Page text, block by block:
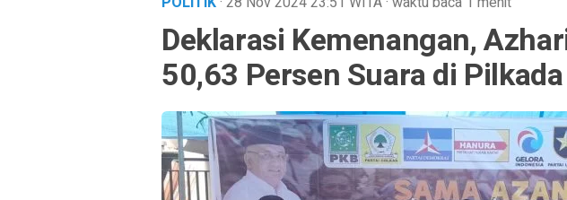
Deklarasi Kemenangan,
50,63 Persen Suara di